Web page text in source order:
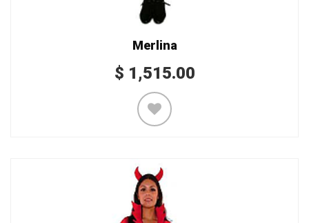
Merlina
$ 1,515.00